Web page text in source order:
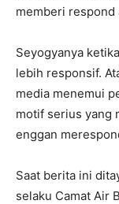
memberi
Seyogyanya
lebih responsif.
media menemui
motif serius yang
enggan
Saat berita ini
selaku Camat Air